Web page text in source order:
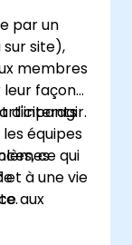
par un
site),
membres
leur façon
d'interagir.
équipes
ce qui
à une vie
aux